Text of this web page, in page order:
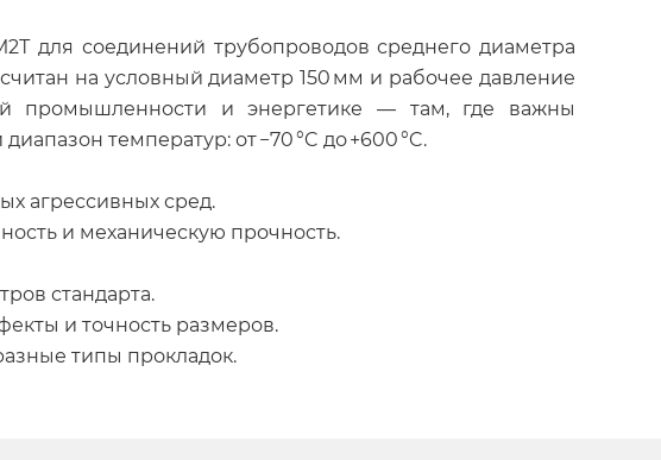
для соединений трубопроводов среднего диаметра
на условный диаметр 150 мм и рабочее давление
промышленности и энергетике — там, где важны
температур: от −70 °C до +600 °C.
агрессивных сред.
и механическую прочность.
стандарта.
и точность размеров.
типы прокладок.